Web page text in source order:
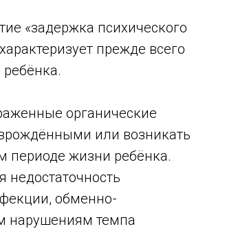
«задержка психического
прежде всего
органические
или возникать
периоде жизни ребёнка.
обменно-
нарушениям темпа